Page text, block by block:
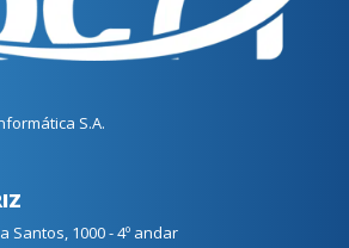
S.A.
Santos, 1000 - 4º andar